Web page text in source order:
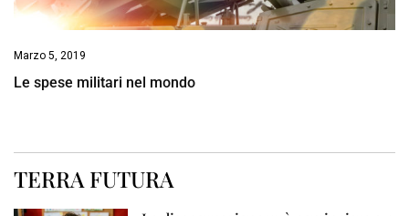
Marzo 5, 2019
Le spese militari nel mondo
TERRA FUTURA